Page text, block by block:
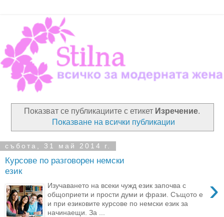
Показват се публикациите с етикет Изречение.
Показване на всички публикации
събота, 31 май 2014 г.
Курсове по разговорен немски
език
›
Изучаването на всеки чужд език започва с
общоприети и прости думи и фрази. Същото е
и при езиковите курсове по немски език за
начинаещи. За ...